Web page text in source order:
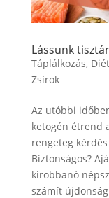
Lássunk
Táplálkozás,
Zsírok
Az utóbbi
ketogén étrend
rengeteg
Biztonságos?
kirobbanó
számít